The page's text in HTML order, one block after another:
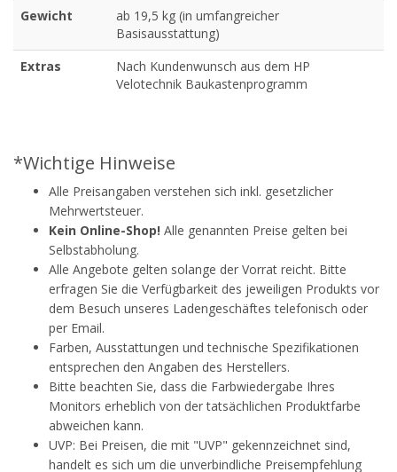
Gewicht
ab 19,5 kg (in umfangreicher
Basisausstattung)
Extras
Nach Kundenwunsch aus dem HP
Velotechnik Baukastenprogramm
*Wichtige Hinweise
Alle Preisangaben verstehen sich inkl. gesetzlicher
Mehrwertsteuer.
Kein Online-Shop! Alle genannten Preise gelten bei
Selbstabholung.
Alle Angebote gelten solange der Vorrat reicht. Bitte
erfragen Sie die Verfügbarkeit des jeweiligen Produkts vor
dem Besuch unseres Ladengeschäftes telefonisch oder
per Email.
Farben, Ausstattungen und technische Spezifikationen
entsprechen den Angaben des Herstellers.
Bitte beachten Sie, dass die Farbwiedergabe Ihres
Monitors erheblich von der tatsächlichen Produktfarbe
abweichen kann.
UVP: Bei Preisen, die mit "UVP" gekennzeichnet sind,
handelt es sich um die unverbindliche Preisempfehlung